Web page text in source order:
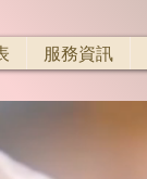
服務資訊